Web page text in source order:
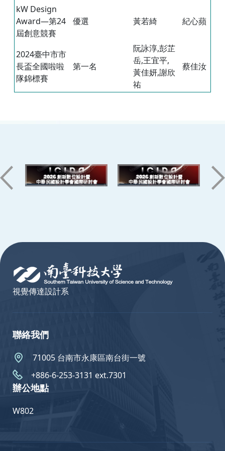
kW Design
Award—第24
屆創意競賽
優選 黃若綺 紀心蘋
2024臺中市市
長盃全國啦啦
隊錦標賽
第一名
阮詠淳,彭芷
岳,王宜平,
黃佳妍,謝欣
祐
蔡佳汝
視覺傳達設計系
聯絡我們
71005 台南市永康區南台街一號
+886-6-253-3131 ext.7301
辦公地點
W802